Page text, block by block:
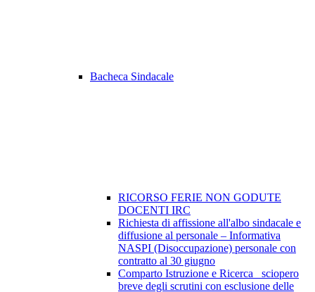
Bacheca Sindacale
RICORSO FERIE NON GODUTE
DOCENTI IRC
Richiesta di affissione all'albo sindacale e
diffusione al personale – Informativa
NASPI (Disoccupazione) personale con
contratto al 30 giugno
Comparto Istruzione e Ricerca_ sciopero
breve degli scrutini con esclusione delle